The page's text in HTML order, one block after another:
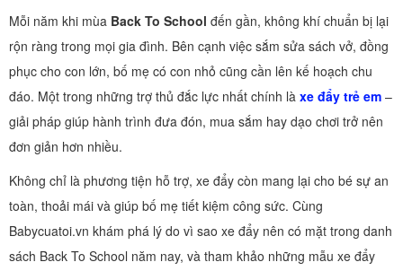
Mỗi năm khi mùa Back To School đến gần, không khí chuẩn bị lại
rộn ràng trong mọi gia đình. Bên cạnh việc sắm sửa sách vở, đồng
phục cho con lớn, bố mẹ có con nhỏ cũng cần lên kế hoạch chu
đáo. Một trong những trợ thủ đắc lực nhất chính là xe đẩy trẻ em –
giải pháp giúp hành trình đưa đón, mua sắm hay dạo chơi trở nên
đơn giản hơn nhiều.
Không chỉ là phương tiện hỗ trợ, xe đẩy còn mang lại cho bé sự an
toàn, thoải mái và giúp bố mẹ tiết kiệm công sức. Cùng
Babycuatoi.vn khám phá lý do vì sao xe đẩy nên có mặt trong danh
sách Back To School năm nay, và tham khảo những mẫu xe đẩy